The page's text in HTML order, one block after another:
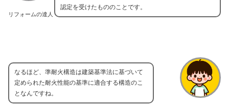
リフォームの達人
認定を受けたもののことです。
なるほど、準耐火構造は建築基準法に基づいて
定められた耐火性能の基準に適合する構造のこ
となんですね。